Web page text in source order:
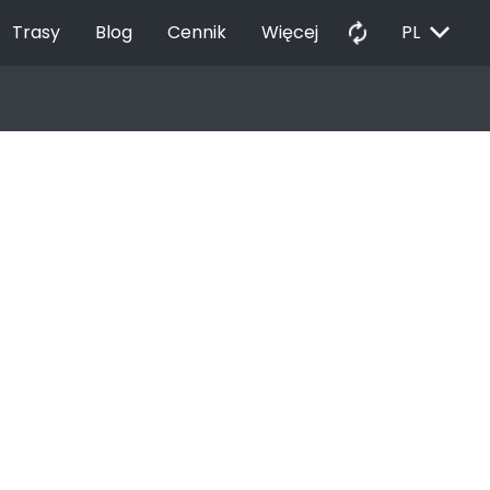
Trasy Blog Cennik Więcej autorenew PL EXPAND_MORE